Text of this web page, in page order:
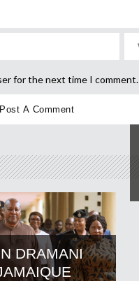
for the next time I comment.
DRAMANI